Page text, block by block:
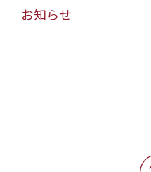
お知らせ